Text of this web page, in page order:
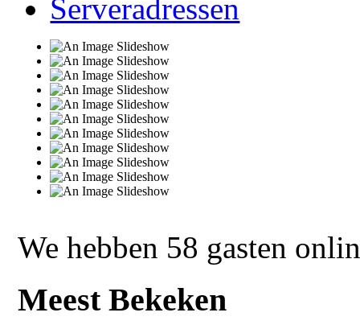
Serveradressen
We hebben 58 gasten
Meest Bekeken